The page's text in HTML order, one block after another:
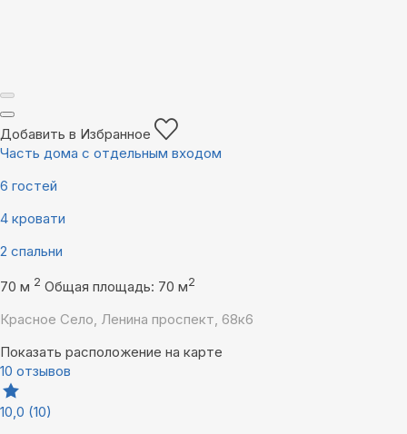
Добавить в Избранное
Часть дома с отдельным входом
6 гостей
4 кровати
2 спальни
70 м 2 Общая площадь: 70 м2
Красное Село, Ленина проспект, 68к6
Показать расположение на карте
10 отзывов
10,0 (10)